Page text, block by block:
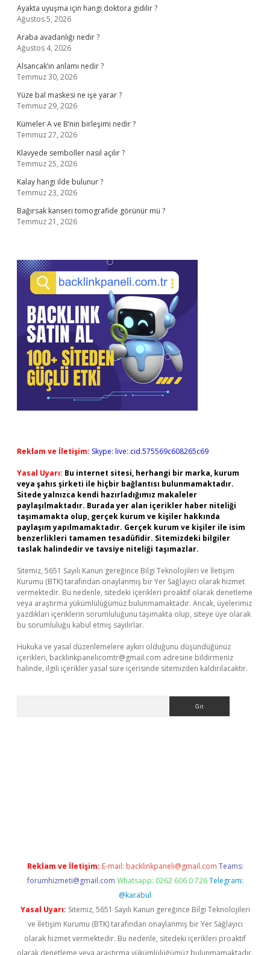
Ayakta uyuşma için hangi doktora gidilir ?
Ağustos 5, 2026
Araba avadanlığı nedir ?
Ağustos 4, 2026
Alsancak’ın anlamı nedir ?
Temmuz 30, 2026
Yüze bal maskesi ne işe yarar ?
Temmuz 29, 2026
Kümeler A ve B’nin birleşimi nedir ?
Temmuz 27, 2026
Klavyede semboller nasıl açılır ?
Temmuz 25, 2026
Kalay hangi ilde bulunur ?
Temmuz 23, 2026
Bağırsak kanseri tomografide görünür mü ?
Temmuz 21, 2026
Reklam ve İletişim: Skype: live:.cid.575569c608265c69
Yasal Uyarı: Bu internet sitesi, herhangi bir marka, kurum
veya şahıs şirketi ile hiçbir bağlantısı bulunmamaktadır.
Sitede yalnızca kendi hazırladığımız makaleler
paylaşılmaktadır. Burada yer alan içerikler haber niteliği
taşımamakta olup, gerçek kurum ve kişiler hakkında
paylaşım yapılmamaktadır. Gerçek kurum ve kişiler ile isim
benzerlikleri tamamen tesadüfidir. Sitemizdeki bilgiler
taslak halindedir ve tavsiye niteliği taşımazlar.
Sitemiz, 5651 Sayılı Kanun gereğince Bilgi Teknolojileri ve İletişim
Kurumu (BTK) tarafından onaylanmış bir Yer Sağlayıcı olarak hizmet
vermektedir. Bu nedenle, sitedeki içerikleri proaktif olarak denetleme
veya araştırma yükümlülüğümüz bulunmamaktadır. Ancak, üyelerimiz
yazdıkları içeriklerin sorumluluğunu taşımakta olup, siteye üye olarak
bu sorumluluğu kabul etmiş sayılırlar.
Hukuka ve yasal düzenlemelere aykırı olduğunu düşündüğünüz
içerikleri, backlinkpanelicomtr@gmail.com adresine bildirmeniz
halinde, ilgili içerikler yasal süre içerisinde sitemizden kaldırılacaktır.
Reklam ve İletişim: E-mail: backlinkpaneli@gmail.com Teams:
forumhizmeti@gmail.com Whatsapp: 0262 606 0 726 Telegram:
@karabul
Yasal Uyarı: Sitemiz, 5651 Sayılı Kanun gereğince Bilgi Teknolojileri
ve İletişim Kurumu (BTK) tarafından onaylanmış bir Yer Sağlayıcı
olarak hizmet vermektedir. Bu nedenle, sitedeki içerikleri proaktif
olarak denetleme veya araştırma yükümlülüğümüz bulunmamaktadır.